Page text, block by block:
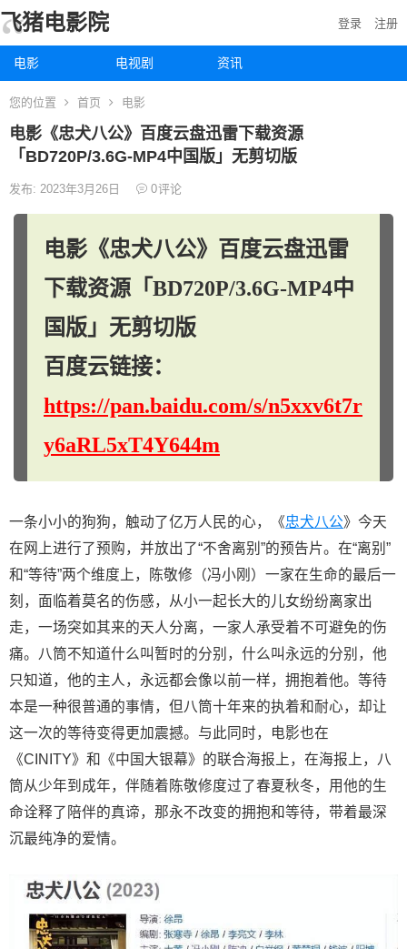
飞猪电影院
电影 电视剧 资讯
登录 注册
您的位置 首页 电影
电影《忠犬八公》百度云盘迅雷下载资源
「BD720P/3.6G-MP4中国版」无剪切版
发布: 2023年3月26日 0评论
电影《忠犬八公》百度云盘迅雷
下载资源「BD720P/3.6G-MP4中
国版」无剪切版
百度云链接：
https://pan.baidu.com/s/n5xxv6t7r
y6aRL5xT4Y644m
一条小小的狗狗，触动了亿万人民的心，《忠犬八公》今天
在网上进行了预购，并放出了“不舍离别”的预告片。在“离别”
和“等待”两个维度上，陈敬修（冯小刚）一家在生命的最后一
刻，面临着莫名的伤感，从小一起长大的儿女纷纷离家出
走，一场突如其来的天人分离，一家人承受着不可避免的伤
痛。八筒不知道什么叫暂时的分别，什么叫永远的分别，他
只知道，他的主人，永远都会像以前一样，拥抱着他。等待
本是一种很普通的事情，但八筒十年来的执着和耐心，却让
这一次的等待变得更加震撼。与此同时，电影也在
《CINITY》和《中国大银幕》的联合海报上，在海报上，八
筒从少年到成年，伴随着陈敬修度过了春夏秋冬，用他的生
命诠释了陪伴的真谛，那永不改变的拥抱和等待，带着最深
沉最纯净的爱情。